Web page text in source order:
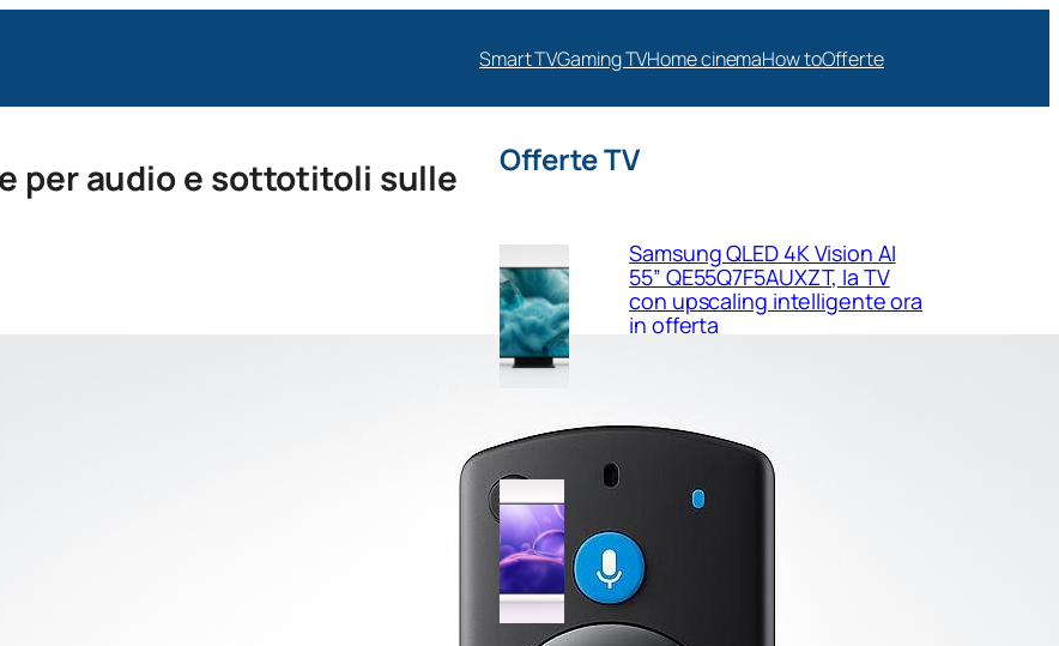
Smart TVGaming TVHome cinemaHow toOfferte
per audio e sottotitoli sulle
Offerte TV
Samsung QLED 4K Vision AI
55” QE55Q7F5AUXZT, la TV
con upscaling intelligente ora
in offerta
Samsung Crystal UHD 4K 55”
UE55U8090FUXZT, smart TV
sottile e luminosa in forte
sconto su Amazon